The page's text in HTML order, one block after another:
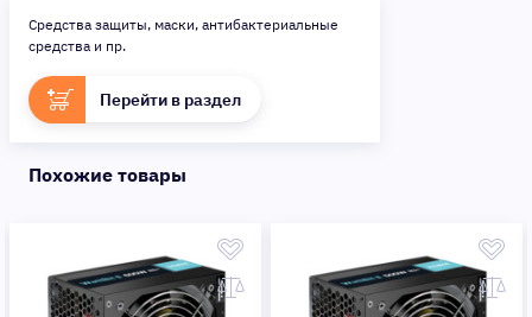
Средства защиты, маски, антибактериальные
средства и пр.
Перейти в раздел
Похожие товары